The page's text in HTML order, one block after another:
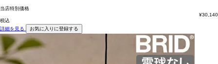
当店特別価格
¥30,140
税込
詳細を見る
お気に入りに登録する